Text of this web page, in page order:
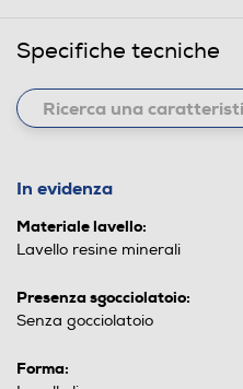
Specifiche tecniche
In evidenza
Materiale lavello:
Lavello resine minerali
Presenza sgocciolatoio:
Senza gocciolatoio
Forma: